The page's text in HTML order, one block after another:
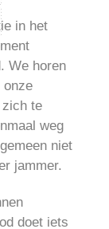
in het
We horen
onze
zich te
weg
niet
jammer.
doet iets